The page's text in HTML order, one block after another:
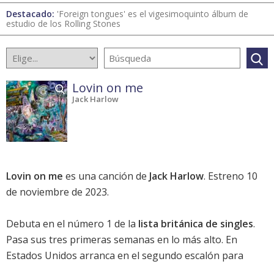
Destacado: 'Foreign tongues' es el vigesimoquinto álbum de
estudio de los Rolling Stones
Lovin on me
Jack Harlow
Lovin on me es una canción de Jack Harlow. Estreno 10
de noviembre de 2023.
Debuta en el número 1 de la lista británica de singles.
Pasa sus tres primeras semanas en lo más alto. En
Estados Unidos arranca en el segundo escalón para